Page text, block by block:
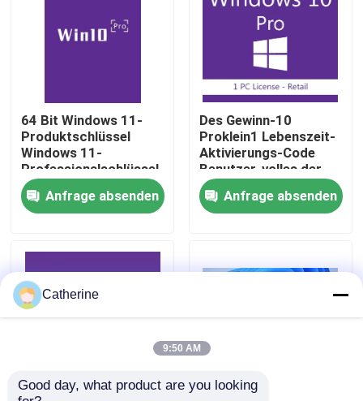
Videos
Qualitätskontrolle
Kontakt mit uns
Bitte um ein Angebot
Office 2024 Schlüssel kaufen
Berufsplus des Büros 2021
64 Bit Windows 11-
Produktschlüssel
Windows 11-
Professionalschlüssel
Sichere Aktivierung
für Unternehmen und
Unternehmen
Anfrage absenden
Des Gewinn-10
Proklein1 Lebenszeit-
Aktivierungs-Code
Benutzer-volles der
Versions-32/64
gebissener
Anfrage absenden
Catherine
9:50 AM
Good day, what product are you looking